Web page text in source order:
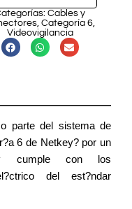
Cables y
, Categoría 6,
Videovigilancia
parte del sistema de
6 de Netkey? por un
y cumple con los
del est?ndar